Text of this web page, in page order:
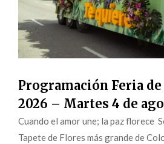
Programación Feria
2026 – Martes 4 de
Cuando el amor une; la paz florece
Tapete de Flores más grande de